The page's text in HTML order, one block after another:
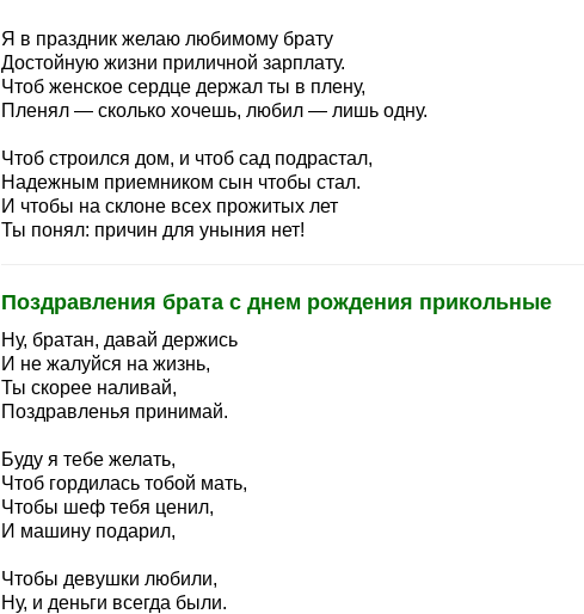
Я в праздник желаю любимому брату
Достойную жизни приличной зарплату.
Чтоб женское сердце держал ты в плену,
Пленял — сколько хочешь, любил — лишь одну.
Чтоб строился дом, и чтоб сад подрастал,
Надежным приемником сын чтобы стал.
И чтобы на склоне всех прожитых лет
Ты понял: причин для уныния нет!
Поздравления брата с днем рождения прикольные
Ну, братан, давай держись
И не жалуйся на жизнь,
Ты скорее наливай,
Поздравленья принимай.
Буду я тебе желать,
Чтоб гордилась тобой мать,
Чтобы шеф тебя ценил,
И машину подарил,
Чтобы девушки любили,
Ну, и деньги всегда были.